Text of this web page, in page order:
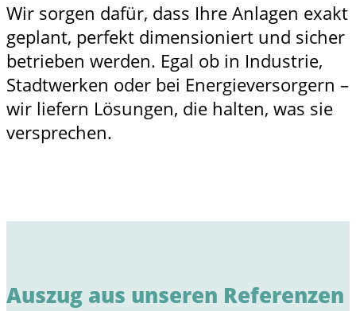
Wir sorgen dafür, dass Ihre Anlagen exakt
geplant, perfekt dimensioniert und sicher
betrieben werden. Egal ob in Industrie,
Stadtwerken oder bei Energieversorgern –
wir liefern Lösungen, die halten, was sie
versprechen.
Auszug aus unseren Referenzen